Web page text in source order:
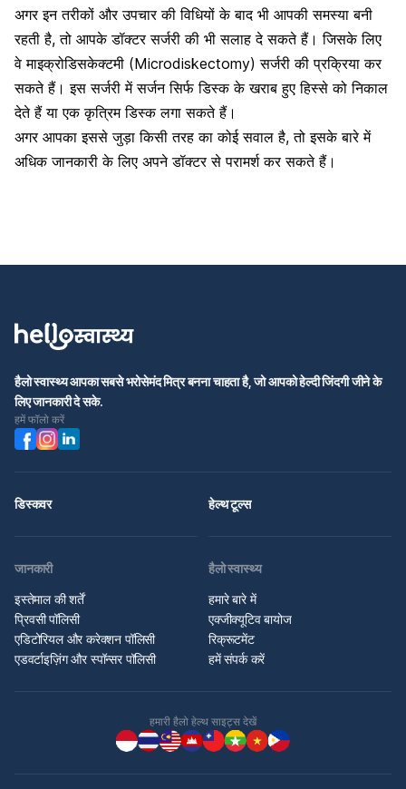
अगर इन तरीकों और उपचार की विधियों के बाद भी आपकी समस्या बनी
रहती है, तो आपके डॉक्टर सर्जरी की भी सलाह दे सकते हैं। जिसके लिए
वे माइक्रोडिसकेक्टमी (Microdiskectomy) सर्जरी की प्रक्रिया कर
सकते हैं। इस सर्जरी में सर्जन सिर्फ डिस्क के खराब हुए हिस्से को निकाल
देते हैं या एक कृत्रिम डिस्क लगा सकते हैं।
अगर आपका इससे जुड़ा किसी तरह का कोई सवाल है, तो इसके बारे में
अधिक जानकारी के लिए अपने डॉक्टर से परामर्श कर सकते हैं।
हैलो स्वास्थ्य आपका सबसे भरोसेमंद मित्र बनना चाहता है, जो आपको हेल्दी जिंदगी जीने के
लिए जानकारी दे सके.
हमें फॉलो करें
डिस्कवर हेल्थ टूल्स
जानकारी
इस्तेमाल की शर्तें
प्रिवसी पॉलिसी
एडिटोरियल और करेक्शन पॉलिसी
एडवर्टाइज़िंग और स्पॉन्सर पॉलिसी
हैलो स्वास्थ्य
हमारे बारे में
एक्जीक्यूटिव बायोज
रिक्रूटमेंट
हमें संपर्क करें
हमारी हैलो हेल्थ साइट्स देखें